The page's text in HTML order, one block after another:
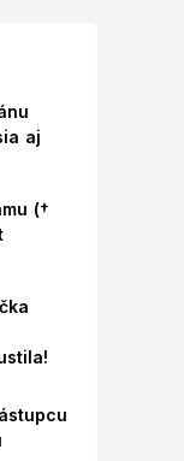
aj
(†